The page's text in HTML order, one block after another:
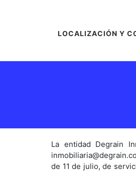
LOCALIZACIÓN Y
La entidad Degrain
de 11 de julio, de